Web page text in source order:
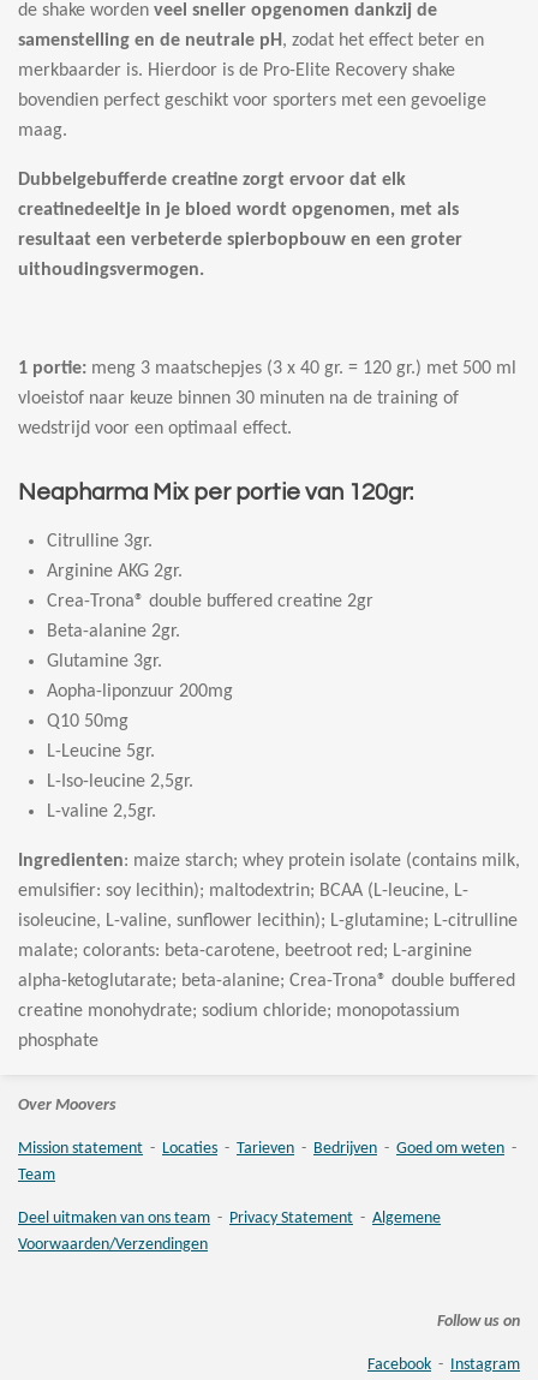
de shake worden veel sneller opgenomen dankzij de
samenstelling en de neutrale pH , zodat het effect beter en
merkbaarder is. Hierdoor is de Pro-Elite Recovery shake
bovendien perfect geschikt voor sporters met een gevoelige
maag.
Dubbelgebufferde creatine zorgt ervoor dat elk
creatinedeeltje in je bloed wordt opgenomen, met als
resultaat een verbeterde spierbopbouw en een groter
uithoudingsvermogen.
1 portie: meng 3 maatschepjes (3 x 40 gr. = 120 gr.) met 500 ml
vloeistof naar keuze binnen 30 minuten na de training of
wedstrijd voor een optimaal effect.
Neapharma Mix per portie van 120gr:
Citrulline 3gr.
Arginine AKG 2gr.
Crea-Trona® double buffered creatine 2gr
Beta-alanine 2gr.
Glutamine 3gr.
Aopha-liponzuur 200mg
Q10 50mg
L-Leucine 5gr.
L-Iso-leucine 2,5gr.
L-valine 2,5gr.
Ingredienten: maize starch; whey protein isolate (contains milk,
emulsifier: soy lecithin); maltodextrin; BCAA (L-leucine, L-
isoleucine, L-valine, sunflower lecithin); L-glutamine; L-citrulline
malate; colorants: beta-carotene, beetroot red; L-arginine
alpha-ketoglutarate; beta-alanine; Crea-Trona® double buffered
creatine monohydrate; sodium chloride; monopotassium
phosphate
Over Moovers
Mission statement - Locaties - Tarieven - Bedrijven - Goed om weten -
Team
Deel uitmaken van ons team - Privacy Statement - Algemene
Voorwaarden/Verzendingen
Follow us on
Facebook - Instagram